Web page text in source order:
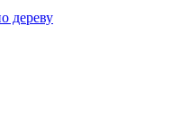
дереву